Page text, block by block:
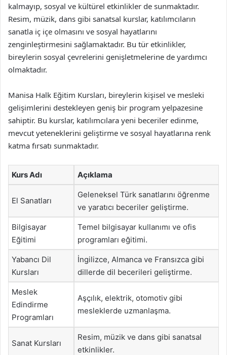
kalmayıp, sosyal ve kültürel etkinlikler de sunmaktadır.
Resim, müzik, dans gibi sanatsal kurslar, katılımcıların
sanatla iç içe olmasını ve sosyal hayatlarını
zenginleştirmesini sağlamaktadır. Bu tür etkinlikler,
bireylerin sosyal çevrelerini genişletmelerine de yardımcı
olmaktadır.
Manisa Halk Eğitim Kursları, bireylerin kişisel ve mesleki
gelişimlerini destekleyen geniş bir program yelpazesine
sahiptir. Bu kurslar, katılımcılara yeni beceriler edinme,
mevcut yeteneklerini geliştirme ve sosyal hayatlarına renk
katma fırsatı sunmaktadır.
Kurs Adı Açıklama
El Sanatları
Geleneksel Türk sanatlarını öğrenme
ve yaratıcı beceriler geliştirme.
Bilgisayar
Eğitimi
Temel bilgisayar kullanımı ve ofis
programları eğitimi.
Yabancı Dil
Kursları
İngilizce, Almanca ve Fransızca gibi
dillerde dil becerileri geliştirme.
Meslek
Edindirme
Programları
Aşçılık, elektrik, otomotiv gibi
mesleklerde uzmanlaşma.
Sanat Kursları
Resim, müzik ve dans gibi sanatsal
etkinlikler.